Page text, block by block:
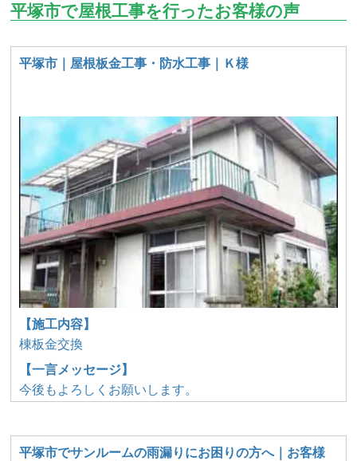
平塚市で屋根工事を行ったお客様の声
平塚市｜屋根板金工事・防水工事｜Ｋ様
【施工内容】
棟板金交換
【一言メッセージ】
今後もよろしくお願いします。
平塚市でサンルームの雨漏りにお困りの方へ｜お客様